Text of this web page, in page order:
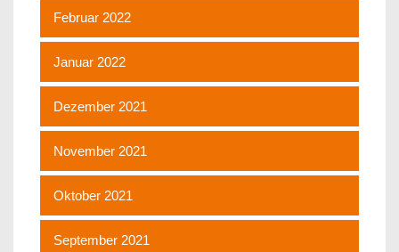
Februar 2022
Januar 2022
Dezember 2021
November 2021
Oktober 2021
September 2021